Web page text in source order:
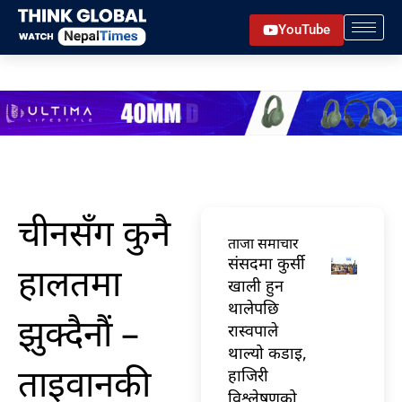
Skip
content
YouTube
चीनसँग कुनै
हालतमा
झुक्दैनौं –
ताइवानकी
ताजा समाचार
संसदमा कुर्सी
खाली हुन
थालेपछि
रास्वपाले
थाल्यो कडाइ,
हाजिरी
विश्लेषणको